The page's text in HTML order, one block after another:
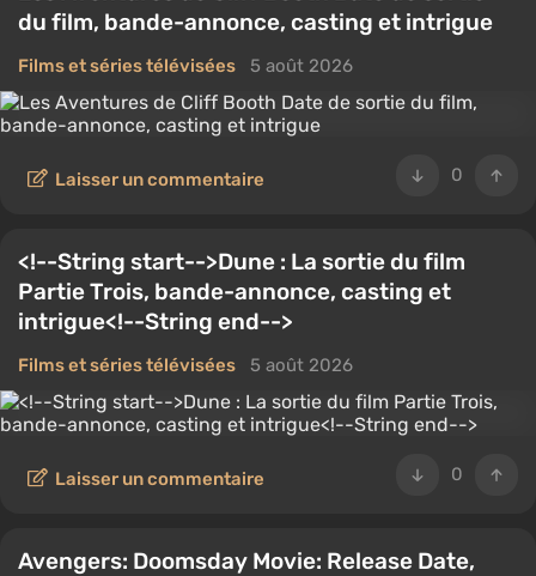
du film, bande-annonce, casting et intrigue
Films et séries télévisées 5 août 2026
0
Laisser un commentaire
<!--String start-->Dune : La sortie du film
Partie Trois, bande-annonce, casting et
intrigue<!--String end-->
Films et séries télévisées 5 août 2026
0
Laisser un commentaire
Avengers: Doomsday Movie: Release Date,